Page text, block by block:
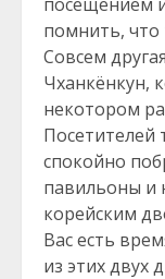
помнить, что
Совсем
Чханкёнкун,
некотором
спокойно
павильоны и
корейским
Вас есть
из этих двух